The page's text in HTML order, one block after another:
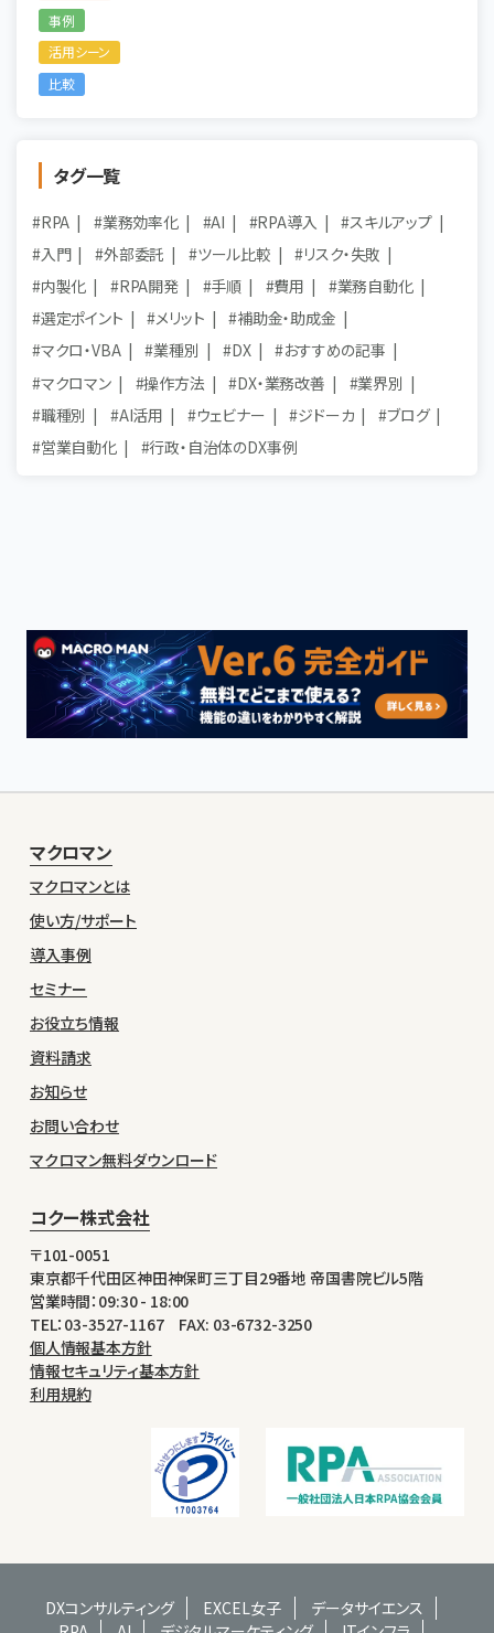
事例
活用シーン
比較
タグ一覧
#RPA #業務効率化 #AI #RPA導入
#スキルアップ
#入門
#外部委託 #ツール比較
#リスク・失敗
#内製化
#RPA開発 #手順 #費用
#業務自動化
#選定ポイント
#メリット
#補助金・助成金
#マクロ・VBA
#業種別 #DX
#おすすめの記事
#マクロマン
#操作方法 #DX・業務改善
#業界別
#職種別
#AI活用 #ウェビナー #ジドーカ
#ブログ
#営業自動化
#行政・自治体のDX事例
マクロマン
マクロマンとは
使い方/サポート
導入事例
セミナー
お役立ち情報
資料請求
お知らせ
お問い合わせ
マクロマン無料ダウンロード
コクー株式会社
〒101-0051
東京都千代田区神田神保町三丁目29番地 帝国書院ビル5階
営業時間：09:30 - 18:00
TEL：03-3527-1167 FAX: 03-6732-3250
個人情報基本方針
情報セキュリティ基本方針
利用規約
DXコンサルティング EXCEL女子
データサイエンス